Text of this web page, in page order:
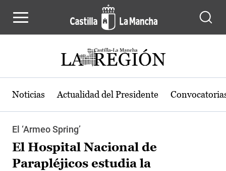
Noticias Actualidad del Presidente
El ‘Armeo Spring’
El Hospital Nacional de
Parapléjicos estudia la